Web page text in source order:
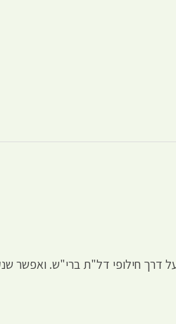
דרך חילופי דל"ת ברי"ש. ואפשר